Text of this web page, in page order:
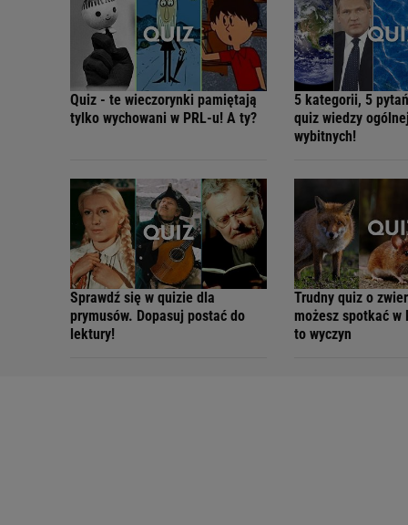
Quiz - te wieczorynki pamiętają
tylko wychowani w PRL-u! A ty?
5 kategorii, 5
quiz wiedzy
wybitnych!
Sprawdź się w quizie dla
prymusów. Dopasuj postać do
lektury!
Trudny quiz o
możesz spotkać w
to wyczyn